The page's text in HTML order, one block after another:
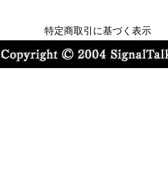
特定商取引に基づく表示